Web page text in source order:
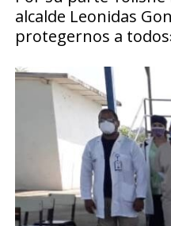
alcalde Leonidas
protegernos a